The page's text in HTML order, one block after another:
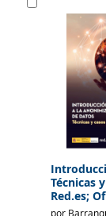
Técnicas
Red.es;
por